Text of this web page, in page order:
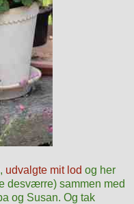
udvalgte mit lod og her
desværre) sammen med
og Susan. Og tak